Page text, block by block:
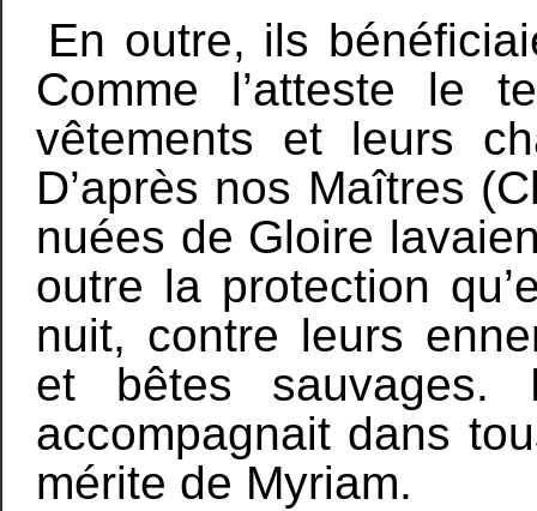
En outre, ils
Comme l’atteste le
vêtements et leurs
D’après nos Maîtres
nuées de Gloire
outre la protection
nuit, contre leurs
et bêtes sauvages.
accompagnait dans
mérite de Myriam.